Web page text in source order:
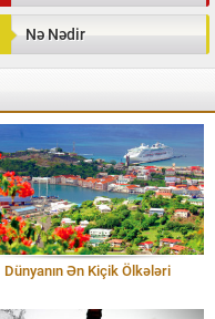
Nə Nədir
Dünyanın Ən Kiçik Ölkələri